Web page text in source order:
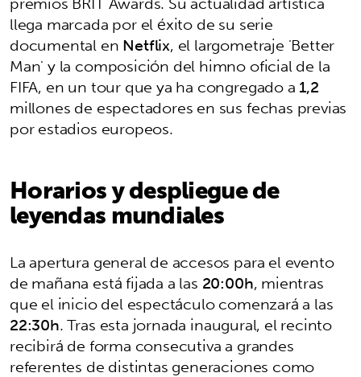
llega marcada por el éxito de su serie
documental enNetflix, el largometraje 'Better
Man' y la composición del himno oficial de la
FIFA, en un tour que ya ha congregado a1,2
millones de espectadores en sus fechas previas
por estadios europeos.
Horarios y despliegue de
leyendas mundiales
La apertura general de accesos para el evento
de mañana está fijada a las 20:00h, mientras
que el inicio del espectáculo comenzará a las
22:30h. Tras esta jornada inaugural, el recinto
recibirá de forma consecutiva a grandes
referentes de distintas generaciones como